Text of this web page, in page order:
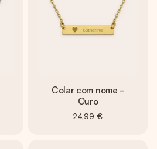
Colar com nome -
Ouro
24,99 €